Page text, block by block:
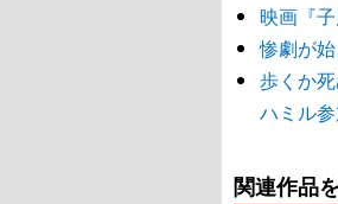
映画『
惨劇が
歩くか
ハミル
関連作品